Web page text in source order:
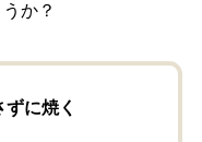
か？
に焼く